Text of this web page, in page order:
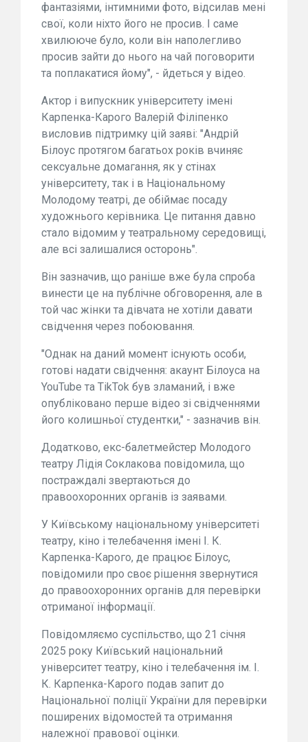
фантазіями, інтимними фото, відсилав мені
свої, коли ніхто його не просив. І саме
хвилююче було, коли він наполегливо
просив зайти до нього на чай поговорити
та поплакатися йому", - йдеться у відео.
Актор і випускник університету імені
Карпенка-Карого Валерій Філіпенко
висловив підтримку цій заяві: "Андрій
Білоус протягом багатьох років вчиняє
сексуальне домагання, як у стінах
університету, так і в Національному
Молодому театрі, де обіймає посаду
художнього керівника. Це питання давно
стало відомим у театральному середовищі,
але всі залишалися осторонь".
Він зазначив, що раніше вже була спроба
винести це на публічне обговорення, але в
той час жінки та дівчата не хотіли давати
свідчення через побоювання.
"Однак на даний момент існують особи,
готові надати свідчення: акаунт Білоуса на
YouTube та TikTok був зламаний, і вже
опубліковано перше відео зі свідченнями
його колишньої студентки," - зазначив він.
Додатково, екс-балетмейстер Молодого
театру Лідія Соклакова повідомила, що
постраждалі звертаються до
правоохоронних органів із заявами.
У Київському національному університеті
театру, кіно і телебачення імені І. К.
Карпенка-Карого, де працює Білоус,
повідомили про своє рішення звернутися
до правоохоронних органів для перевірки
отриманої інформації.
Повідомляємо суспільство, що 21 січня
2025 року Київський національний
університет театру, кіно і телебачення ім. І.
К. Карпенка-Карого подав запит до
Національної поліції України для перевірки
поширених відомостей та отримання
належної правової оцінки.